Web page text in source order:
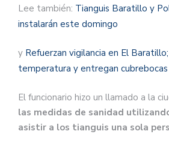
Lee también: Tianguis Baratillo y
instalarán este domingo
y Refuerzan vigilancia en El
temperatura y entregan cubrebocas
El funcionario hizo un llamado a la
las medidas de sanidad
asistir a los tianguis una sola